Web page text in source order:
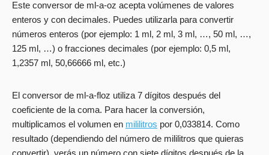
Este conversor de ml-a-oz acepta volúmenes de valores
enteros y con decimales. Puedes utilizarla para convertir
números enteros (por ejemplo: 1 ml, 2 ml, 3 ml, …, 50 ml, …,
125 ml, …) o fracciones decimales (por ejemplo: 0,5 ml,
1,2357 ml, 50,66666 ml, etc.)
El conversor de ml-a-floz utiliza 7 dígitos después del
coeficiente de la coma. Para hacer la conversión,
multiplicamos el volumen en mililitros por 0,033814. Como
resultado (dependiendo del número de mililitros que quieras
convertir), verás un número con siete dígitos después de la